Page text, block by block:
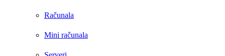
Računala
Mini računala